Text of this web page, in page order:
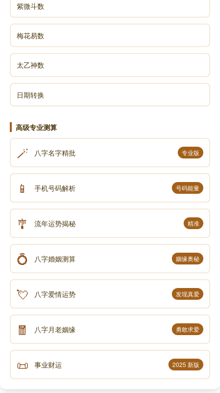
紫微斗数
梅花易数
太乙神数
日期转换
高级专业测算
🪄 八字名字精批 专业版
📱 手机号码解析 号码能量
🎐 流年运势揭秘 精准
💍 八字婚姻测算 姻缘奥秘
💘 八字爱情运势 发现真爱
🧧 八字月老姻缘 勇敢求爱
📜 事业财运 2025 新版